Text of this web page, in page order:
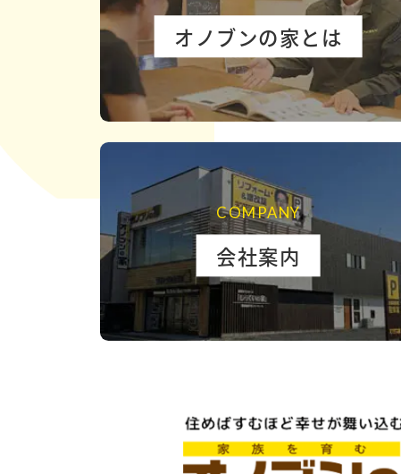
オノブンの家とは
COMPANY
会社案内